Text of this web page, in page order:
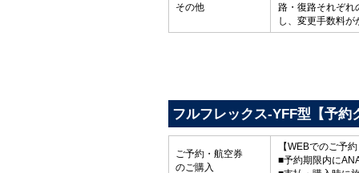
その他
路・復路それぞれ
し、変更手数料
フルフレックス-YFF型【予約
ご予約・航空券
のご購入
【WEBでのご予
■予約期限内に